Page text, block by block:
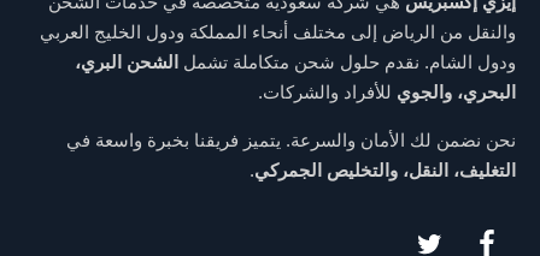
والنقل من الرياض إلى مختلف أنحاء المملكة ودول الخليج العربي
ودول الشام. نقدم حلول شحن متكاملة تشمل الشحن البري،
البحري، والجوي للأفراد والشركات.
نحن نضمن لك الأمان والسرعة. يتميز فريقنا بخبرة واسعة في
التغليف، النقل، والتخليص الجمركي.